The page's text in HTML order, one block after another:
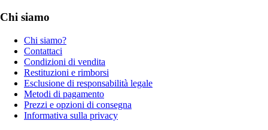
Chi siamo
Chi siamo?
Contattaci
Condizioni di vendita
Restituzioni e rimborsi
Esclusione di responsabilità legale
Metodi di pagamento
Prezzi e opzioni di consegna
Informativa sulla privacy